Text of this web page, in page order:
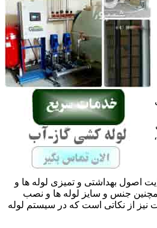
اصول بهداشتی و تمیزی لوله ها و
جنس و سایز لوله ها و نصب
نیز از نکاتی است که در سیستم لوله